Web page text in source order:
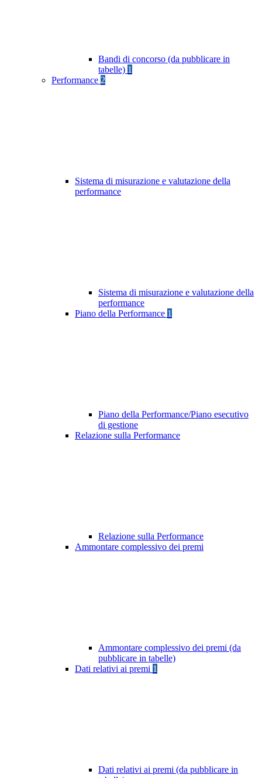
Bandi di concorso (da pubblicare in
tabelle) 1
Performance 2
Sistema di misurazione e valutazione della
performance
Sistema di misurazione e valutazione della
performance
Piano della Performance 1
Piano della Performance/Piano esecutivo
di gestione
Relazione sulla Performance
Relazione sulla Performance
Ammontare complessivo dei premi
Ammontare complessivo dei premi (da
pubblicare in tabelle)
Dati relativi ai premi 1
Dati relativi ai premi (da pubblicare in